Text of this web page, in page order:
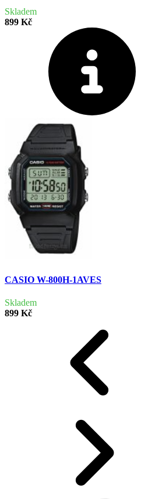
Skladem
899 Kč
CASIO W-800H-1AVES
Skladem
899 Kč